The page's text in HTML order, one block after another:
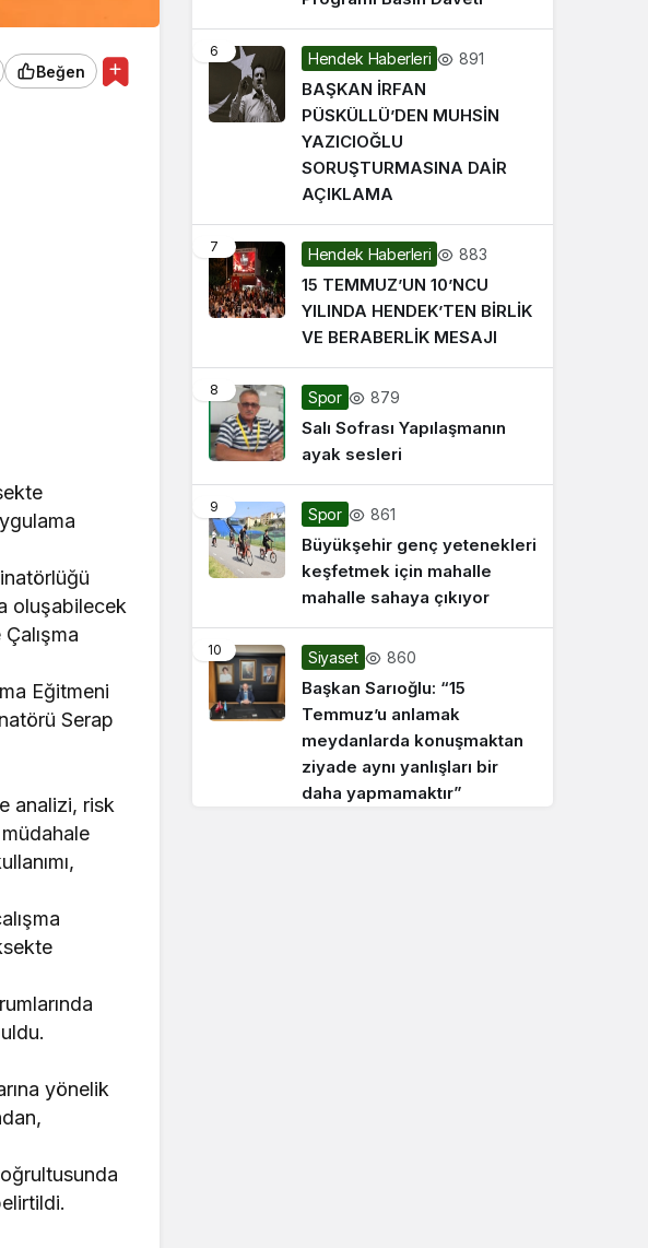
Beğen
oluşabilecek
Eğitmeni
Serap
analizi, risk
yönelik
6 Hendek Haberleri 891
BAŞKAN İRFAN
PÜSKÜLLÜ’DEN MUHSİN
YAZICIOĞLU
SORUŞTURMASINA DAİR
AÇIKLAMA
7 Hendek Haberleri 883
15 TEMMUZ’UN 10’NCU
YILINDA HENDEK’TEN BİRLİK
VE BERABERLİK MESAJI
8 Spor 879
Salı Sofrası Yapılaşmanın
ayak sesleri
9 Spor 861
Büyükşehir genç yetenekleri
keşfetmek için mahalle
mahalle sahaya çıkıyor
10 Siyaset 860
Başkan Sarıoğlu: “15
Temmuz’u anlamak
meydanlarda konuşmaktan
ziyade aynı yanlışları bir
daha yapmamaktır”